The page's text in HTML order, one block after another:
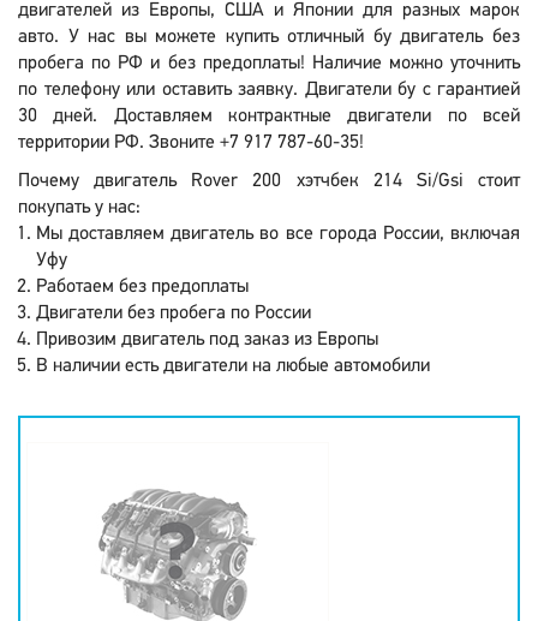
двигателей из Европы, США и Японии для разных марок
авто. У нас вы можете купить отличный бу двигатель без
пробега по РФ и без предоплаты! Наличие можно уточнить
по телефону или оставить заявку. Двигатели бу с гарантией
30 дней. Доставляем контрактные двигатели по всей
территории РФ. Звоните +7 917 787-60-35!
Почему двигатель Rover 200 хэтчбек 214 Si/Gsi стоит
покупать у нас:
Мы доставляем двигатель во все города России, включая
Уфу
Работаем без предоплаты
Двигатели без пробега по России
Привозим двигатель под заказ из Европы
В наличии есть двигатели на любые автомобили